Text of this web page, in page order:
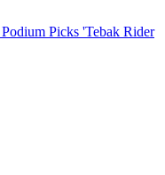
Picks 'Tebak Rider